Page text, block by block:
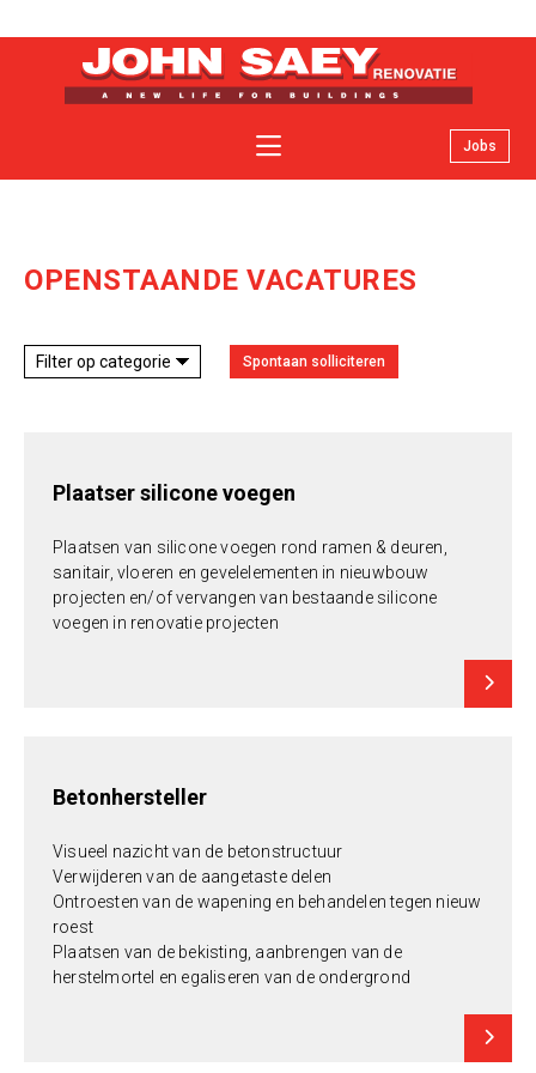
Offerte
Jobs
OPENSTAANDE VACATURES
Filter op categorie Spontaan solliciteren
Plaatser silicone voegen
Plaatsen van silicone voegen rond ramen & deuren,
sanitair, vloeren en gevelelementen in nieuwbouw
projecten en/of vervangen van bestaande silicone
voegen in renovatie projecten
Betonhersteller
Visueel nazicht van de betonstructuur
Verwijderen van de aangetaste delen
Ontroesten van de wapening en behandelen tegen nieuw
roest
Plaatsen van de bekisting, aanbrengen van de
herstelmortel en egaliseren van de ondergrond